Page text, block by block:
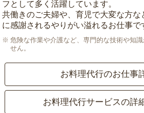
フとして多く活躍しています。
共働きのご夫婦や、育児で大変な方な
に感謝されるやりがい溢れるお仕事で
危険な作業や介護など、専門的な技術や知
せん。
お料理代行のお仕事
お料理代行サービスの詳